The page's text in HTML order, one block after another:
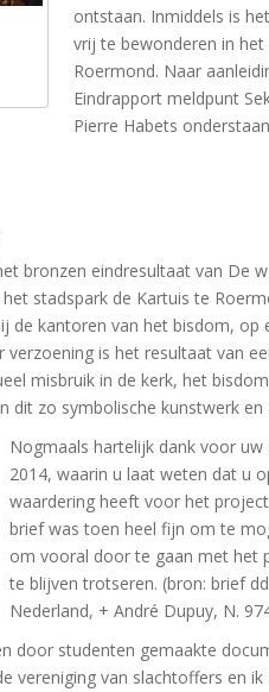
ontstaan. Inmiddels is
vrij te bewonderen in
Roermond. Naar
Eindrapport meldpunt
Pierre Habets
bronzen eindresultaat van De
stadspark de Kartuis te
de kantoren van het bisdom, op
verzoening is het resultaat van
misbruik in de kerk, het
dit zo symbolische kunstwerk en
Nogmaals hartelijk dank voor
2014, waarin u laat weten dat u
waardering heeft voor het
brief was toen heel fijn om te
om vooral door te gaan met het
te blijven trotseren. (bron: brief
Nederland, + André Dupuy, N.
door studenten gemaakte
vereniging van slachtoffers en